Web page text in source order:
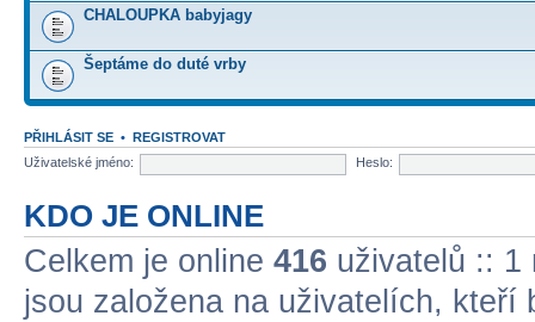
CHALOUPKA babyjagy
Šeptáme do duté vrby
PŘIHLÁSIT SE • REGISTROVAT
Uživatelské jméno:
Heslo:
KDO JE ONLINE
Celkem je online 416 uživatelů :: 1
jsou založena na uživatelích,